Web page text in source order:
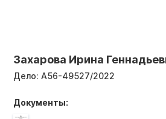
Захарова Ирина
Дело: А56-49527/2022
Документы: